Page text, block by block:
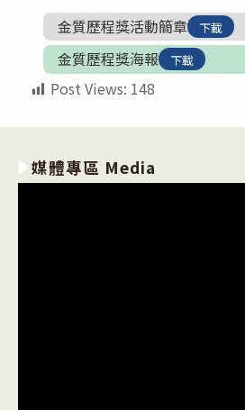
金質歷程獎活動簡章
下載
金質歷程獎海報 下載
Post Views: 148
媒體專區 Media